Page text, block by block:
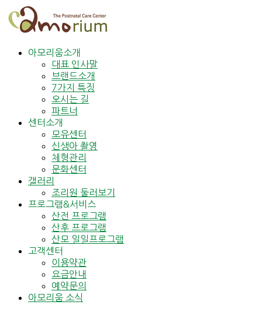
아모리움소개
대표 인사말
브랜드소개
7가지 특징
오시는 길
파트너
센터소개
모유센터
신생아 촬영
체형관리
문화센터
갤러리
조리원 둘러보기
프로그램&서비스
산전 프로그램
산후 프로그램
산모 일일프로그램
고객센터
이용약관
요금안내
예약문의
아모리움 소식